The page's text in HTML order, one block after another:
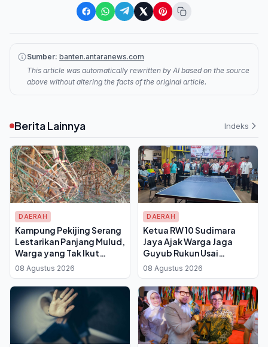
Sumber: banten.antaranews.com
This article was automatically rewritten by AI based on the source
above without altering the facts of the original article.
Berita Lainnya Indeks
DAERAH
Kampung Pekijing Serang
Lestarikan Panjang Mulud,
Warga yang Tak Ikut
Gotong Royong Denda Rp
20.000
08 Agustus 2026
DAERAH
Ketua RW 10 Sudimara
Jaya Ajak Warga Jaga
Guyub Rukun Usai
Semarak HUT ke-81 RI Diisi
Lomba dan Kerja Bakti
08 Agustus 2026